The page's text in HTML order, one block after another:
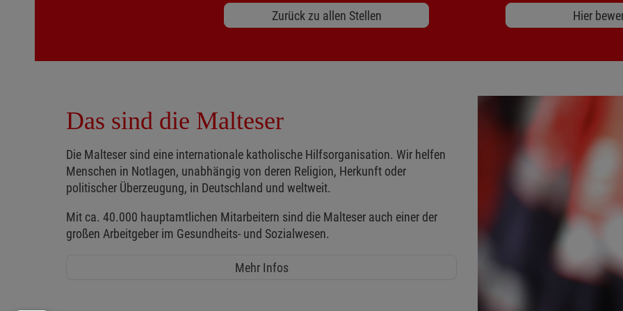
Zurück zu allen Stellen Hier
Das sind die Malteser
Die Malteser sind eine internationale katholische Hilfsorganisation. Wir helfen
Menschen in Notlagen, unabhängig von deren Religion, Herkunft oder
politischer Überzeugung, in Deutschland und weltweit.
Mit ca. 40.000 hauptamtlichen Mitarbeitern sind die Malteser auch einer der
großen Arbeitgeber im Gesundheits- und Sozialwesen.
Mehr Infos